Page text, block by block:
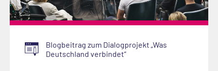
Blogbeitrag zum Dialogprojekt „Was
Deutschland verbindet“